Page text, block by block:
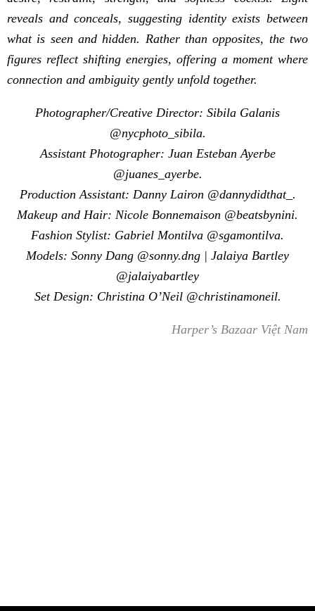
reveals and conceals, suggesting identity exists between
what is seen and hidden. Rather than opposites, the two
figures reflect shifting energies, offering a moment where
connection and ambiguity gently unfold together.
Photographer/Creative Director: Sibila Galanis
@nycphoto_sibila.
Assistant Photographer: Juan Esteban Ayerbe
@juanes_ayerbe.
Production Assistant: Danny Lairon @dannydidthat_.
Makeup and Hair: Nicole Bonnemaison @beatsbynini.
Fashion Stylist: Gabriel Montilva @sgamontilva.
Models: Sonny Dang @sonny.dng | Jalaiya Bartley
@jalaiyabartley
Set Design: Christina O’Neil @christinamoneil.
Harper’s Bazaar Việt Nam